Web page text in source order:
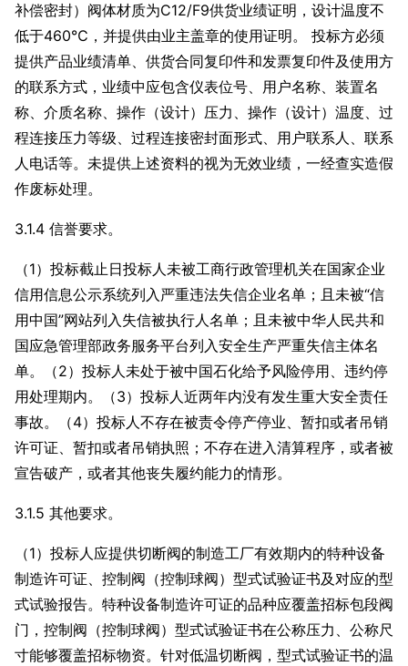
补偿密封）阀体材质为C12/F9供货业绩证明，设计温度不
低于460℃，并提供由业主盖章的使用证明。 投标方必须
提供产品业绩清单、供货合同复印件和发票复印件及使用方
的联系方式，业绩中应包含仪表位号、用户名称、装置名
称、介质名称、操作（设计）压力、操作（设计）温度、过
程连接压力等级、过程连接密封面形式、用户联系人、联系
人电话等。未提供上述资料的视为无效业绩，一经查实造假
作废标处理。
3.1.4 信誉要求。
（1）投标截止日投标人未被工商行政管理机关在国家企业
信用信息公示系统列入严重违法失信企业名单；且未被“信
用中国”网站列入失信被执行人名单；且未被中华人民共和
国应急管理部政务服务平台列入安全生产严重失信主体名
单。（2）投标人未处于被中国石化给予风险停用、违约停
用处理期内。（3）投标人近两年内没有发生重大安全责任
事故。（4）投标人不存在被责令停产停业、暂扣或者吊销
许可证、暂扣或者吊销执照；不存在进入清算程序，或者被
宣告破产，或者其他丧失履约能力的情形。
3.1.5 其他要求。
（1）投标人应提供切断阀的制造工厂有效期内的特种设备
制造许可证、控制阀（控制球阀）型式试验证书及对应的型
式试验报告。特种设备制造许可证的品种应覆盖招标包段阀
门，控制阀（控制球阀）型式试验证书在公称压力、公称尺
寸能够覆盖招标物资。针对低温切断阀，型式试验证书的温